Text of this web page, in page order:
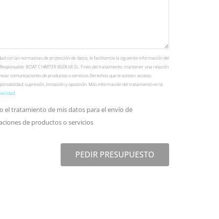
con las normativas de protección de datos, le facilitamos la siguiente información del
BOAT CHARTER IBIZA 68 SL. Fines del tratamiento: mantener una relación
comunicaciones de productos o servicios Derechos que le asisten: acceso,
supresión, limitación y oposición. Más información del tratamiento en la
.
el tratamiento de mis datos para el envío de
de productos o servicios
PEDIR PRESUPUESTO